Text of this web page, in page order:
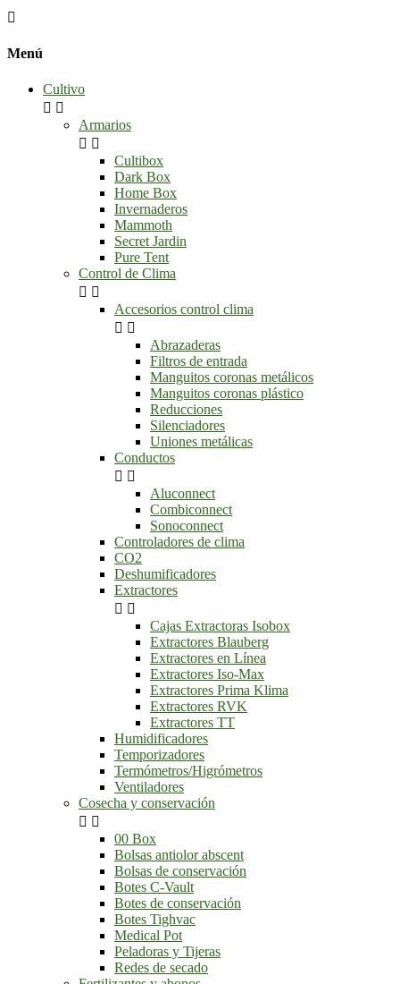

Menú
Cultivo
 
Armarios
 
Cultibox
Dark Box
Home Box
Invernaderos
Mammoth
Secret Jardin
Pure Tent
Control de Clima
 
Accesorios control clima
 
Abrazaderas
Filtros de entrada
Manguitos coronas metálicos
Manguitos coronas plástico
Reducciones
Silenciadores
Uniones metálicas
Conductos
 
Aluconnect
Combiconnect
Sonoconnect
Controladores de clima
CO2
Deshumificadores
Extractores
 
Cajas Extractoras Isobox
Extractores Blauberg
Extractores en Línea
Extractores Iso-Max
Extractores Prima Klima
Extractores RVK
Extractores TT
Humidificadores
Temporizadores
Termómetros/Higrómetros
Ventiladores
Cosecha y conservación
 
00 Box
Bolsas antiolor abscent
Bolsas de conservación
Botes C-Vault
Botes de conservación
Botes Tighvac
Medical Pot
Peladoras y Tijeras
Redes de secado